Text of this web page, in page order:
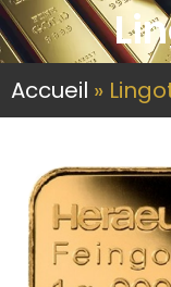
Accueil »